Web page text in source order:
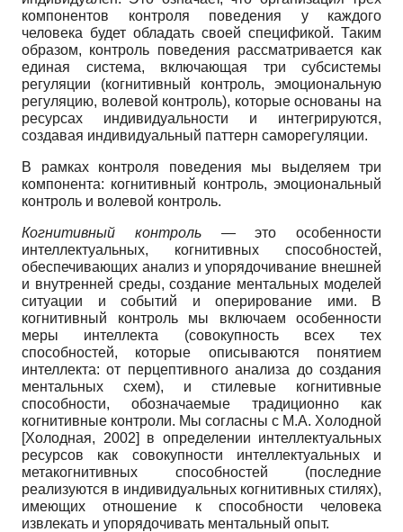
компонентов контроля поведения у каждого
человека будет обладать своей спецификой. Таким
образом, контроль поведения рассматривается как
единая система, включающая три субсистемы
регуляции (когнитивный контроль, эмоциональную
регуляцию, волевой контроль), которые основаны на
ресурсах индивидуальности и интегрируются,
создавая индивидуальный паттерн саморегуляции.
В рамках контроля поведения мы выделяем три
компонента: когнитивный контроль, эмоциональный
контроль и волевой контроль.
Когнитивный контроль— это особенности
интеллектуальных, когнитивных способностей,
обеспечивающих анализ и упорядочивание внешней
и внутренней среды, создание ментальных моделей
ситуации и событий и оперирование ими. В
когнитивный контроль мы включаем особенности
меры интеллекта (совокупность всех тех
способностей, которые описываются понятием
интеллекта: от перцептивного анализа до создания
ментальных схем), и стилевые когнитивные
способности, обозначаемые традиционно как
когнитивные контроли. Мы согласны с М.А. Холодной
[Холодная, 2002] в определении интеллектуальных
ресурсов как совокупности интеллектуальных и
метакогнитивных способностей (последние
реализуются в индивидуальных когнитивных стилях),
имеющих отношение к способности человека
извлекать и упорядочивать ментальный опыт.